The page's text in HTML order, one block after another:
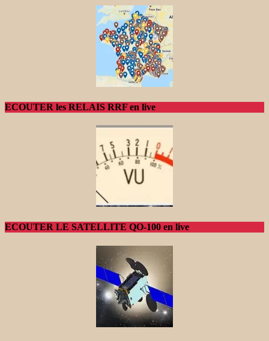
ECOUTER les RELAIS RRF en live
ECOUTER LE SATELLITE QO-100 en live